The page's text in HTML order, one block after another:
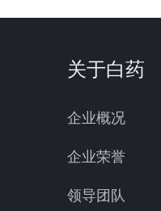
关于白药
企业概况
企业荣誉
领导团队